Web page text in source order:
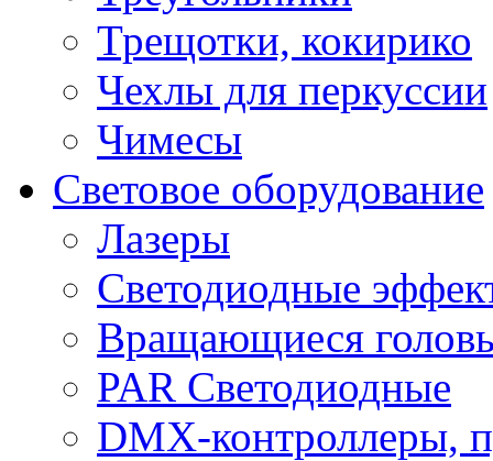
Трещотки, кокирико
Чехлы для перкуссии
Чимесы
Световое оборудование
Лазеры
Светодиодные
Вращающиеся
PAR Светодиодные
DMX-контроллеры,